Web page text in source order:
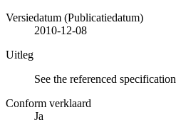
Versiedatum (Publicatiedatum)
2010-12-08
Uitleg
See the referenced specification
Conform verklaard
Ja